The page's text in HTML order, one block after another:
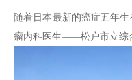
随着日本最新的癌症五年
瘤内科医生——松户市立综